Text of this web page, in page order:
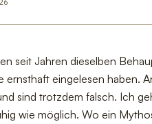
seit Jahren dieselben
ernsthaft eingelesen haben.
sind trotzdem falsch. Ich
wie möglich. Wo ein